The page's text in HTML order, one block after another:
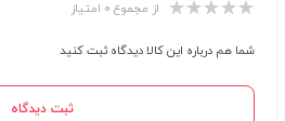
از مجموع ۰ امتیاز
شما هم درباره این کالا دیدگاه ثبت کنید
ثبت دیدگاه